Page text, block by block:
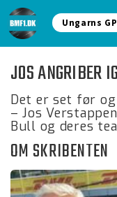
Ungarns
JOS ANGRIBER
Det er set før
– Jos
Bull og deres
OM SKRIBENTEN